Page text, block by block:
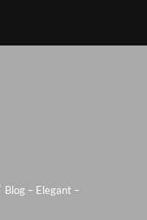
Blog – Elegant –